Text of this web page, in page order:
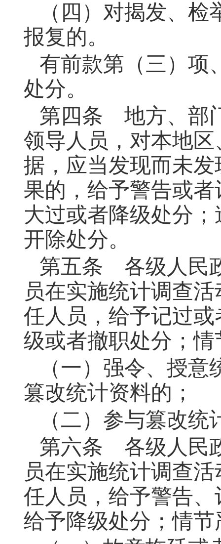
（四）对揭发、
报复的。
有前款第（三）项
处分。
第四条 地方、部
领导人员，对本地
据，应当发现而未
果的，给予警告或
大过或者降级处分
开除处分。
第五条 各级人民
员在实施统计调查
任人员，给予记过
级或者撤职处分；
（一）强令、授
篡改统计资料的；
（二）参与篡改
第六条 各级人民
员在实施统计调查
任人员，给予警告
给予降级处分；情